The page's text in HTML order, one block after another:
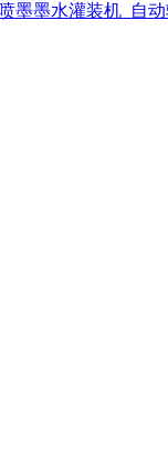
墨墨水灌装机_自